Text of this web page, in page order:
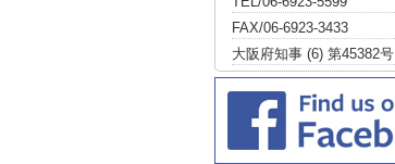
FAX/06-6923-3433
大阪府知事 (6) 第45382号